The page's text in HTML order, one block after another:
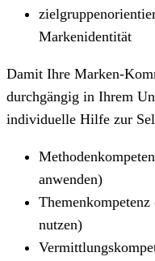
Markenidentität
Damit Ihre Marken-
durchgängig in Ihrem
individuelle Hilfe zur
anwenden)
nutzen)